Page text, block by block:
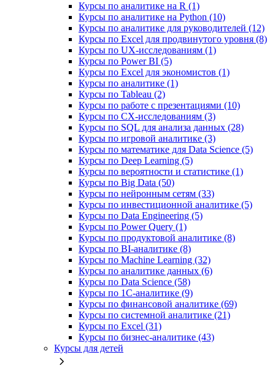
Курсы по аналитике на R (1)
Курсы по аналитике на Python (10)
Курсы по аналитике для руководителей (12)
Курсы по Excel для продвинутого уровня (8)
Курсы по UX‑исследованиям (1)
Курсы по Power BI (5)
Курсы по Excel для экономистов (1)
Курсы по аналитике (1)
Курсы по Tableau (2)
Курсы по работе с презентациями (10)
Курсы по CX-исследованиям (3)
Курсы по SQL для анализа данных (28)
Курсы по игровой аналитике (3)
Курсы по математике для Data Science (5)
Курсы по Deep Learning (5)
Курсы по вероятности и статистике (1)
Курсы по Big Data (50)
Курсы по нейронным сетям (33)
Курсы по инвестиционной аналитике (5)
Курсы по Data Engineering (5)
Курсы по Power Query (1)
Курсы по продуктовой аналитике (8)
Курсы по BI‑аналитике (8)
Курсы по Machine Learning (32)
Курсы по аналитике данных (6)
Курсы по Data Science (58)
Курсы по 1С‑аналитике (9)
Курсы по финансовой аналитике (69)
Курсы по системной аналитике (21)
Курсы по Excel (31)
Курсы по бизнес‑аналитике (43)
Курсы для детей